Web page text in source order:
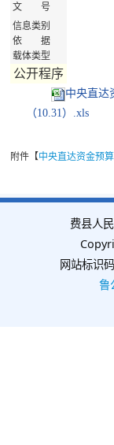
文 号
信息类别
依 据
载体类型
公开程序
中央直达
（10.31）.xls
附件【中央直达资金预
费县人
网站标识
鲁